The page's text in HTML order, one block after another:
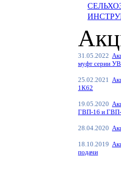
31.05.2022
муфт серии
25.02.2021
1К62
19.05.2020
ГВП-16 и
28.04.2020
18.10.2019
подачи